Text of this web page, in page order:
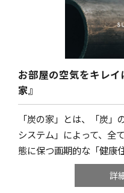
お部屋の空気をキレイ
家』
「炭の家」とは、「炭
システム」によって、全
態に保つ画期的な「健康
詳